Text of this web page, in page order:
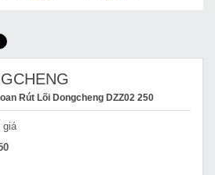
Rút Lõi Dongcheng DZZ02 250
giá